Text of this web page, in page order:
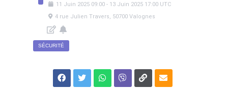
11 Juin 2025 09:00- 13 Juin 2025 17:00 UTC
4 rue Julien Travers, 50700 Valognes
SÉCURITÉ